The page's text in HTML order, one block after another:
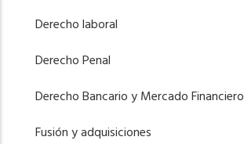
Derecho laboral
Derecho Penal
Derecho Bancario y Mercado Financiero
Fusión y adquisiciones